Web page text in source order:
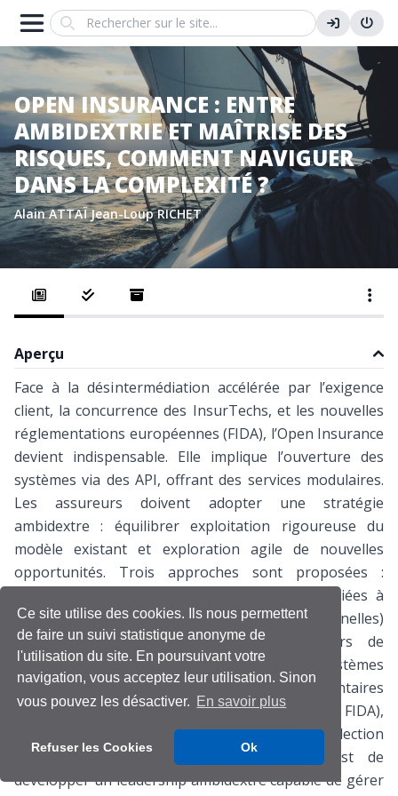
Ce site utilise des cookies. Ils nous permettent
de faire un suivi statistique anonyme de
l'utilisation du site. En poursuivant votre
navigation, vous acceptez leur utilisation. Sinon
vous pouvez les désactiver. En savoir plus
Refuser les Cookies Ok
Search
OPEN INSURANCE : ENTRE
AMBIDEXTRIE ET MAÎTRISE DES
RISQUES, COMMENT NAVIGUER
DANS LA COMPLEXITÉ ?
Alain ATTAÏJean-Loup RICHET
Aperçu
Face à la désintermédiation accélérée par l’exigence
client, la concurrence des InsurTechs, et les nouvelles
réglementations européennes (FIDA), l’Open Insurance
devient indispensable. Elle implique l’ouverture des
systèmes via des API, offrant des services modulaires.
Les assureurs doivent adopter une stratégie
ambidextre : équilibrer exploitation rigoureuse du
modèle existant et exploration agile de nouvelles
opportunités. Trois approches sont proposées :
ambidextrie structurelle (création d’entités dédiées à
l’innovation), contextuelle (équipes multifonctionnelles)
et transformation des rôles (orchestrateurs de
plateformes). Cependant, l’ouverture des systèmes
expose à de nouveaux risques cyber et réglementaires
liés au partage des données sensibles (RGPD, FIDA),
ainsi qu’à la dilution du contact client et à la sélection
adverse. La recommandation de l'article est de
développer un leadership ambidextre capable de gérer